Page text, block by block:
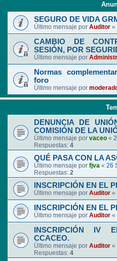
SEGURO DE VIDA
Último mensaje por Auditor «
CAMBIO DE
SESIÓN, POR
Último mensaje por
Normas
foro
Último mensaje por
DENUNCIA DE
COMISIÓN DE LA
Último mensaje por vaceo «
Respuestas: 4
QUÉ PASA CON LA
Último mensaje por fjva « 26
Respuestas: 2
INSCRIPCIÓN EN EL
Último mensaje por Auditor «
INSCRIPCIÓN EN EL
Último mensaje por Auditor «
INSCRIPCIÓN IV
CCACEO.
Último mensaje por Auditor «
Respuestas: 4